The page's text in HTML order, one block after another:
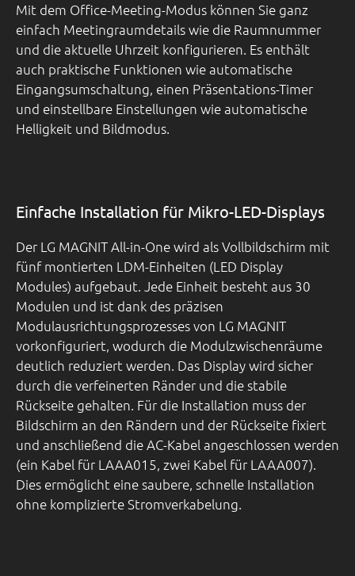
Einfache Installation für Mikro-LED-Displays
Der LG MAGNIT All-in-One wird als Vollbildschirm mit
fünf montierten LDM-Einheiten (LED Display
Modules) aufgebaut. Jede Einheit besteht aus 30
Modulen und ist dank des präzisen
Modulausrichtungsprozesses von LG MAGNIT
vorkonfiguriert, wodurch die Modulzwischenräume
deutlich reduziert werden. Das Display wird sicher
durch die verfeinerten Ränder und die stabile
Rückseite gehalten. Für die Installation muss der
Bildschirm an den Rändern und der Rückseite fixiert
und anschließend die AC-Kabel angeschlossen werden
(ein Kabel für LAAA015, zwei Kabel für LAAA007).
Dies ermöglicht eine saubere, schnelle Installation
ohne komplizierte Stromverkabelung.
Mit dem Office-Meeting-Modus können Sie ganz
einfach Meetingraumdetails wie die Raumnummer
und die aktuelle Uhrzeit konfigurieren. Es enthält
auch praktische Funktionen wie automatische
Eingangsumschaltung, einen Präsentations-Timer
und einstellbare Einstellungen wie automatische
Helligkeit und Bildmodus.